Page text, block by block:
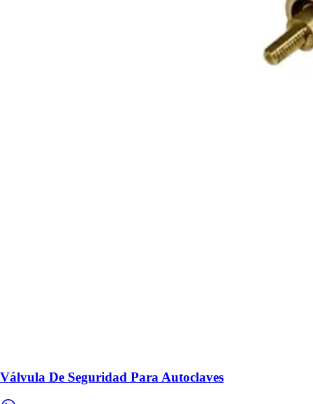
Válvula De Seguridad Para Autoclaves